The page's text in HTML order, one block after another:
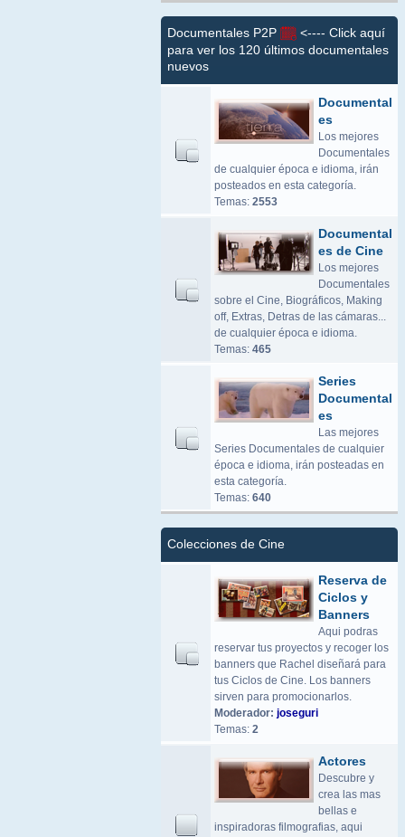
Documentales P2P
<---- Click aquí
para ver los 120 últimos documentales
nuevos
Documental
es
Los mejores
Documentales
de cualquier época e idioma, irán
posteados en esta categoría.
Temas: 2553
Documental
es de Cine
Los mejores
Documentales
sobre el Cine, Biográficos, Making
off, Extras, Detras de las cámaras...
de cualquier época e idioma.
Temas: 465
Series
Documental
es
Las mejores
Series Documentales de cualquier
época e idioma, irán posteadas en
esta categoría.
Temas: 640
Colecciones de Cine
Reserva de
Ciclos y
Banners
Aqui podras
reservar tus proyectos y recoger los
banners que Rachel diseñará para
tus Ciclos de Cine. Los banners
sirven para promocionarlos.
Moderador: joseguri
Temas: 2
Actores
Descubre y
crea las mas
bellas e
inspiradoras filmografias, aqui